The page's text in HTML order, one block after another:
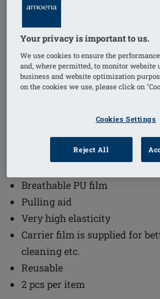
Breathable PU film
Pulling aid
Very high elasticity
Carrier film is supplied for
cleaning etc.
Reusable
2 pcs per item
Your privacy is important to us.
We use cookies to ensure the
and, where permitted, to monitor website
business and website optimization
on the cookies we use, please click on
Cookies Settings
Reject All